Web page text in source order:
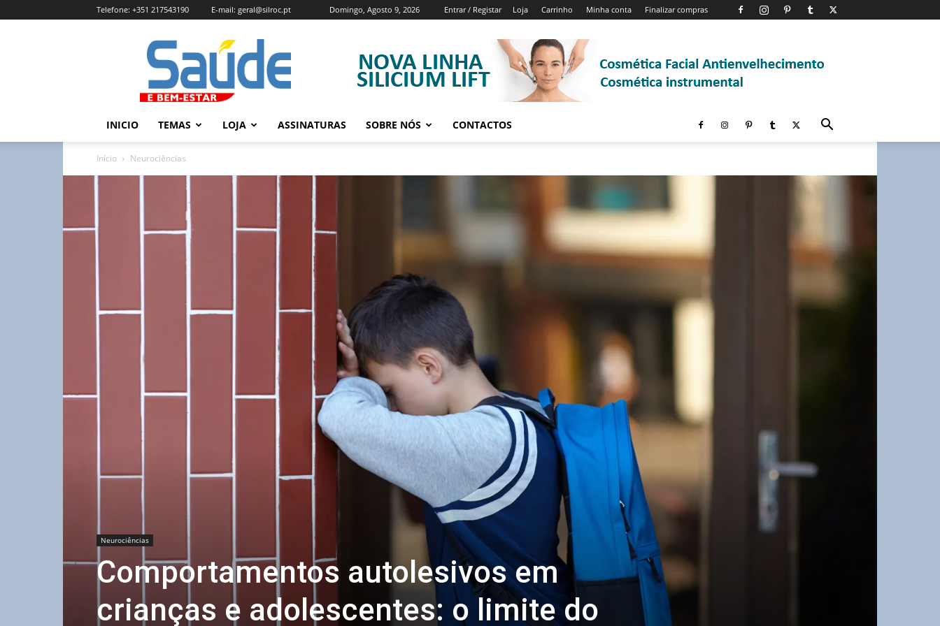
Domingo, Agosto 9, 2026 Entrar / Registar Loja Carrinho Minha conta Finalizar compras
Telefone: +351 217543190 E-mail: geral@silroc.pt
Revista
Saúde
e
Bem
Estar
Edição
INICIO TEMAS LOJA ASSINATURAS SOBRE NÓS CONTACTOS
Início Neurociências
Neurociências
Comportamentos autolesivos em
crianças e adolescentes: o limite do